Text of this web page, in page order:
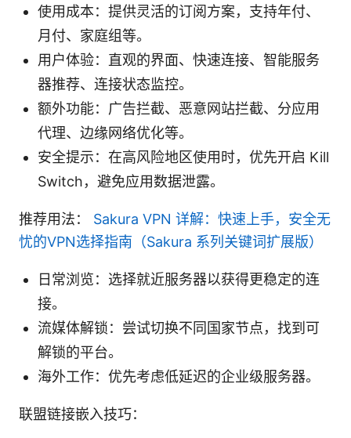
使用成本：提供灵活的订阅方案，支持年付、
月付、家庭组等。
用户体验：直观的界面、快速连接、智能服务
器推荐、连接状态监控。
额外功能：广告拦截、恶意网站拦截、分应用
代理、边缘网络优化等。
安全提示：在高风险地区使用时，优先开启 Kill
Switch，避免应用数据泄露。
推荐用法： Sakura VPN 详解：快速上手，安全无
忧的VPN选择指南（Sakura 系列关键词扩展版）
日常浏览：选择就近服务器以获得更稳定的连
接。
流媒体解锁：尝试切换不同国家节点，找到可
解锁的平台。
海外工作：优先考虑低延迟的企业级服务器。
联盟链接嵌入技巧：